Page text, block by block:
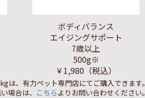
ボディバランス
エイジングサポート
7歳以上
500g※
￥1,980 （税込）
は、有力ペット専門店にてご購入できます。
場合は、 こちら よりお問い合わせください。